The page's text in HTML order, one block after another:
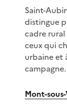
Saint-
distingue
cadre
ceux qui
urbaine et
campagne.
Mont-